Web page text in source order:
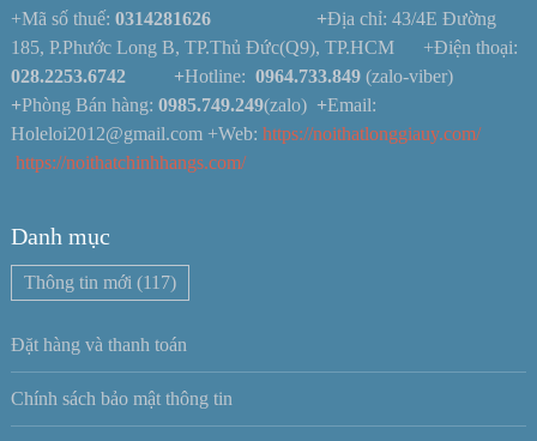
+Mã số thuế: 0314281626 +Địa chỉ: 43/4E Đường
185, P.Phước Long B, TP.Thủ Đức(Q9), TP.HCM +Điện thoại:
028.2253.6742 +Hotline: 0964.733.849 (zalo-viber)
+Phòng Bán hàng: 0985.749.249(zalo) +Email:
Holeloi2012@gmail.com +Web: https://noithatlonggiauy.com/
https://noithatchinhhangs.com/
Danh mục
Thông tin mới (117)
Đặt hàng và thanh toán
Chính sách bảo mật thông tin